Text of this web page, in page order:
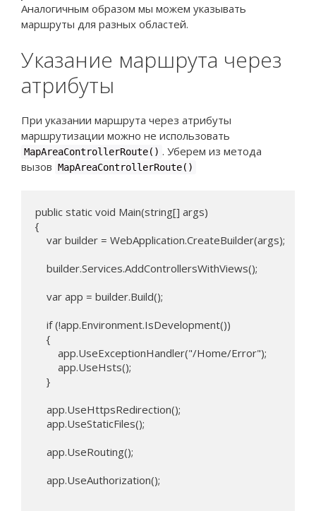
Аналогичным образом мы можем указывать
маршруты для разных областей.
Указание маршрута через
атрибуты
При указании маршрута через атрибуты
маршрутизации можно не использовать
MapAreaControllerRoute() . Уберем из метода
вызов MapAreaControllerRoute()
public static void Main(string[] args)
{
    var builder = WebApplication.CreateBuilder(args);
    builder.Services.AddControllersWithViews();
    var app = builder.Build();
    if (!app.Environment.IsDevelopment())
    {
        app.UseExceptionHandler("/Home/Error");
        app.UseHsts();
    }
    app.UseHttpsRedirection();
    app.UseStaticFiles();
    app.UseRouting();
    app.UseAuthorization();